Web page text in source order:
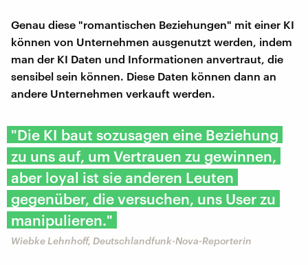
Genau diese "romantischen Beziehungen" mit einer KI
können von Unternehmen ausgenutzt werden, indem
man der KI Daten und Informationen anvertraut, die
sensibel sein können. Diese Daten können dann an
andere Unternehmen verkauft werden.
"Die KI baut sozusagen eine Beziehung
zu uns auf, um Vertrauen zu gewinnen,
aber loyal ist sie anderen Leuten
gegenüber, die versuchen, uns User zu
manipulieren."
Wiebke Lehnhoff, Deutschlandfunk-Nova-Reporterin